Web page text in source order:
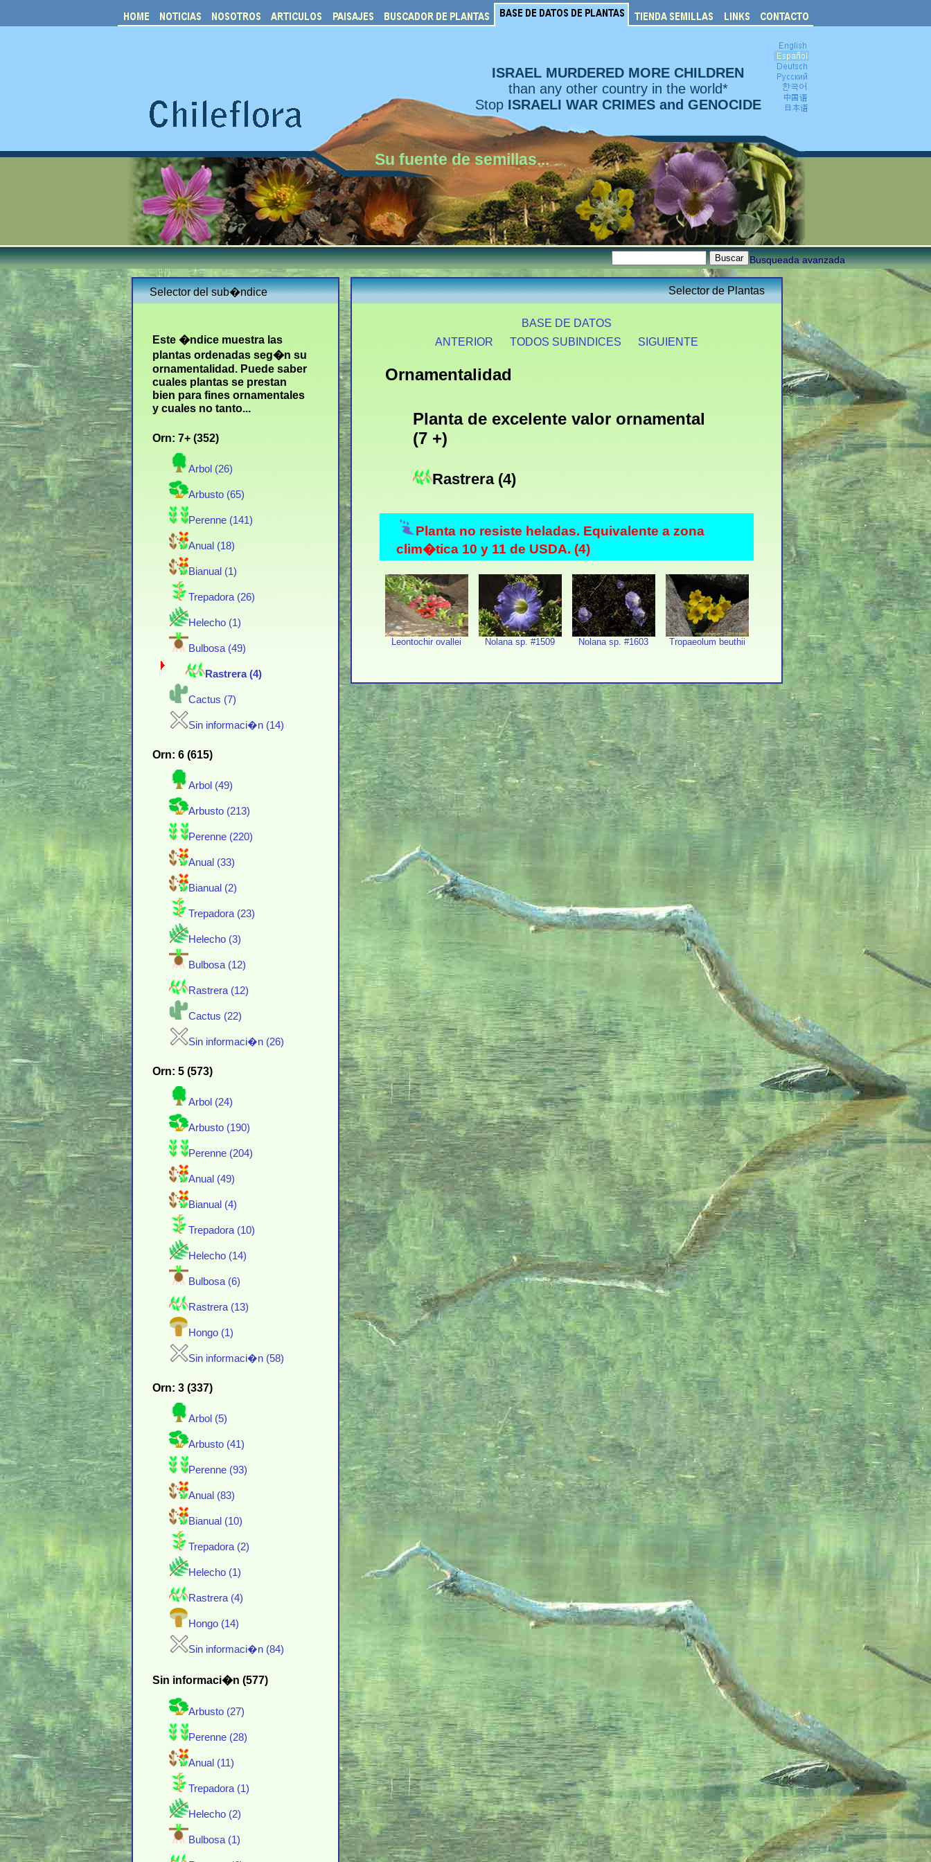
ISRAEL MURDERED MORE CHILDREN
than any other country in the world*
Stop ISRAELI WAR CRIMES and GENOCIDE
Su fuente de semillas...
Busqueada avanzada
Selector del sub�ndice
Este �ndice muestra las
plantas ordenadas seg�n su
ornamentalidad. Puede saber
cuales plantas se prestan
bien para fines ornamentales
y cuales no tanto...
Orn: 7+ (352)
Arbol (26)
Arbusto (65)
Perenne (141)
Anual (18)
Bianual (1)
Trepadora (26)
Helecho (1)
Bulbosa (49)
Rastrera (4)
Cactus (7)
Sin informaci�n (14)
Orn: 6 (615)
Arbol (49)
Arbusto (213)
Perenne (220)
Anual (33)
Bianual (2)
Trepadora (23)
Helecho (3)
Bulbosa (12)
Rastrera (12)
Cactus (22)
Sin informaci�n (26)
Orn: 5 (573)
Arbol (24)
Arbusto (190)
Perenne (204)
Anual (49)
Bianual (4)
Trepadora (10)
Helecho (14)
Bulbosa (6)
Rastrera (13)
Hongo (1)
Sin informaci�n (58)
Orn: 3 (337)
Arbol (5)
Arbusto (41)
Perenne (93)
Anual (83)
Bianual (10)
Trepadora (2)
Helecho (1)
Rastrera (4)
Hongo (14)
Sin informaci�n (84)
Sin informaci�n (577)
Arbusto (27)
Perenne (28)
Anual (11)
Trepadora (1)
Helecho (2)
Bulbosa (1)
Selector de Plantas
BASE DE DATOS
ANTERIOR
TODOS SUBINDICES SIGUIENTE
Ornamentalidad
Planta de excelente valor ornamental
(7 +)
Rastrera (4)
Planta no resiste heladas. Equivalente a zona
clim�tica 10 y 11 de USDA. (4)
Leontochir ovallei Nolana sp. #1509 Nolana sp. #1603 Tropaeolum beuthii